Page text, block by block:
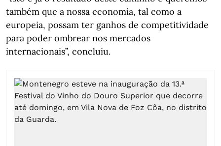
também que a nossa economia, tal como a
europeia, possam ter ganhos de competitividade
para poder ombrear nos mercados
internacionais”, concluiu.